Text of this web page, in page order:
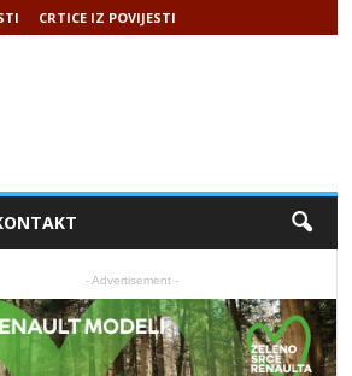
CRTICE IZ POVIJESTI
- Advertisement -